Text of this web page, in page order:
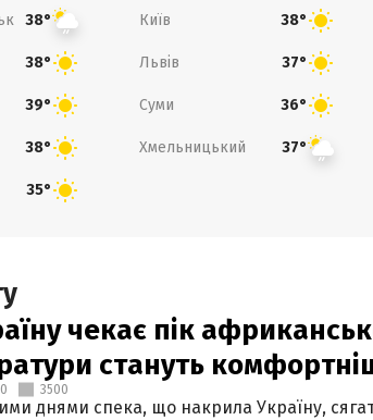
38° Київ 38°
38° Львів 37°
39° Суми 36°
38° Хмельницький 37°
35°
чекає пік
стануть
3500
днями спека, що накрила Україну,